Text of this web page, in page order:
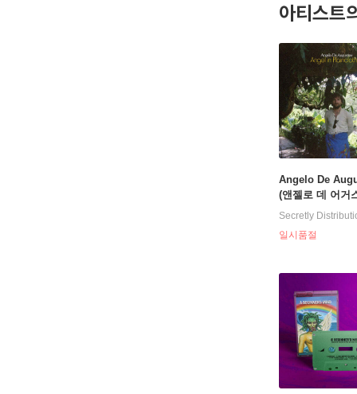
아티스트
Angelo De
(앤젤로 데 어거
집 Angel in
Secretly
일시품절